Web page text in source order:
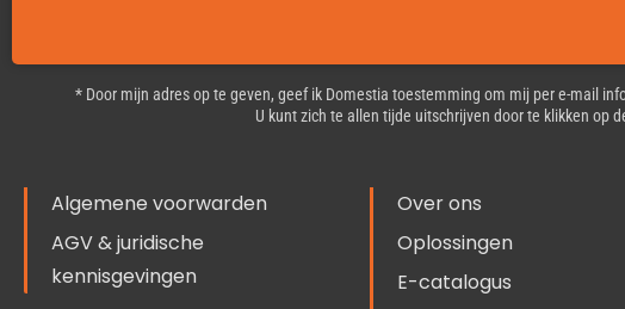
* Door mijn adres op te geven, geef ik Domestia toestemming om mij per e-mail
U kunt zich te allen tijde uitschrijven door te klikken op
Algemene voorwarden
AGV & juridische
kennisgevingen
Over ons
Oplossingen
E-catalogus